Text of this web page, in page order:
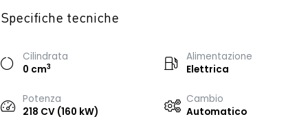
Specifiche tecniche
Cilindrata
0 cm3
Alimentazione
Elettrica
Potenza
218 CV (160 kW)
Cambio
Automatico